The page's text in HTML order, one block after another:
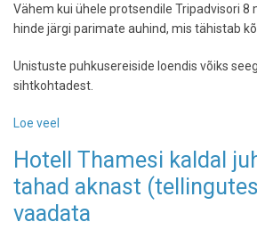
Vähem kui ühele protsendile Tripadvisori 8
hinde järgi parimate auhind, mis tähistab
Unistuste puhkusereiside loendis võiks
sihtkohtadest.
Loe veel
valis:
vaata,
on
Hotell Thamesi kaldal
tahad aknast
vaadata